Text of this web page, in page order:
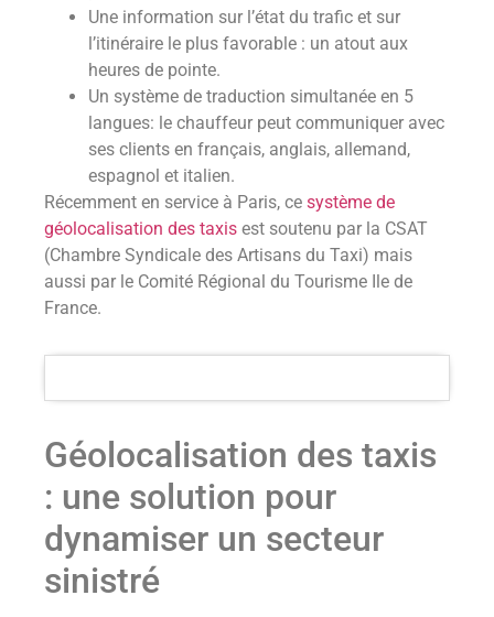
Une information sur l’état du trafic et sur
l’itinéraire le plus favorable : un atout aux
heures de pointe.
Un système de traduction simultanée en 5
langues: le chauffeur peut communiquer avec
ses clients en français, anglais, allemand,
espagnol et italien.
Récemment en service à Paris, ce système de
géolocalisation des taxis est soutenu par la CSAT
(Chambre Syndicale des Artisans du Taxi) mais
aussi par le Comité Régional du Tourisme Ile de
France.
Géolocalisation des taxis
: une solution pour
dynamiser un secteur
sinistré